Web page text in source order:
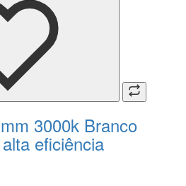
3000k Branco
eficiência